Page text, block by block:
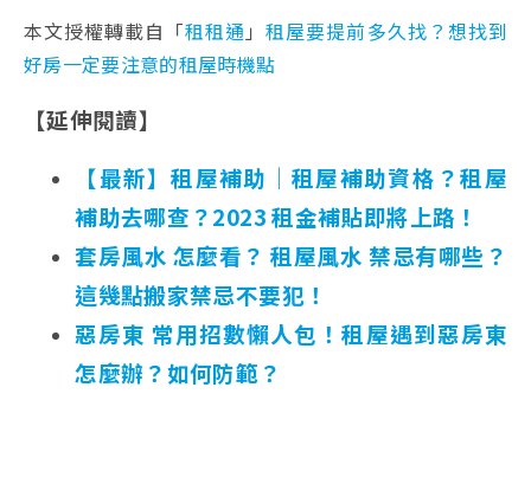
本文授權轉載自「租租通 」租屋要提前多久找？想找到
好房一定要注意的租屋時機點
【延伸閱讀】
【最新】租屋補助｜租屋補助資格？租屋
補助去哪查？2023 租金補貼即將上路！
套房風水 怎麼看？ 租屋風水 禁忌有哪些？
這幾點搬家禁忌不要犯！
惡房東 常用招數懶人包！租屋遇到惡房東
怎麼辦？如何防範？